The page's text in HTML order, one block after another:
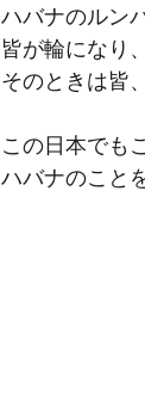
ハバナのルン
皆が輪になり
そのときは皆
この日本でも
ハバナのこと